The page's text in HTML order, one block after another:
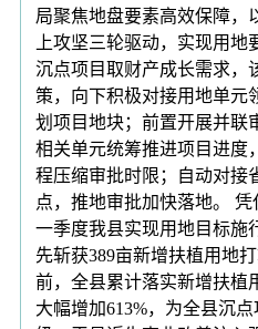
局聚焦地盘要素高效保障，
上攻坚三轮驱动，实现用地
沉点项目取财产成长需求，
策，向下积极对接用地单元
划项目地块；前置开展并联
相关单元统筹推进项目进度
程压缩审批时限；自动对接
点，推地审批加快落地。 凭
一季度我县实现用地目标施
先斩获389亩新增扶植用地
前，全县累计落实新增扶植
大幅增加613%，为全县沉